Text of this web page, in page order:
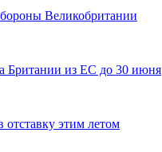
Великобритании
Британии из ЕС до 30 июня
этим летом